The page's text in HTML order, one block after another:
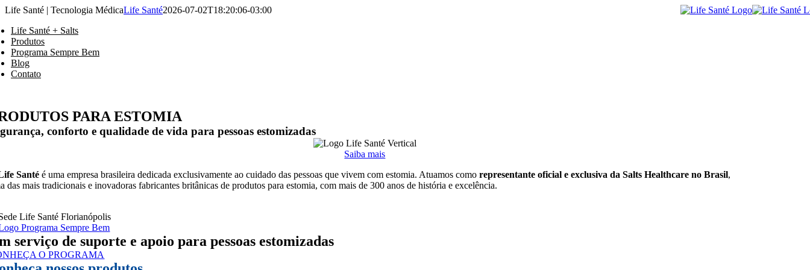
Ir
conteúdo
Life Santé + Salts
Produtos
Programa Sempre Bem
Blog
Contato
Life Santé | Tecnologia MédicaLife Santé2026-07-02T18:20:06-03:00
PARA ESTOMIA
conforto e qualidade de vida para pessoas estomizadas
Saiba mais
Santé é uma empresa brasileira dedicada exclusivamente ao cuidado das pessoas que vivem com estomia. Atuamos comorepresentante oficial e exclusiva da Salts Healthcare no Brasil,
das mais tradicionais e inovadoras fabricantes britânicas de produtos para estomia, com mais de 300 anos de história e excelência.
serviço de suporte e apoio para pessoas estomizadas
O PROGRAMA